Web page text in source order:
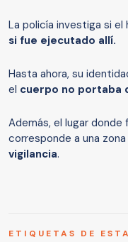
La policía investiga si
si fue ejecutado allí.
Hasta ahora, su
el cuerpo no portaba
Además, el lugar
corresponde a una
vigilancia.
ETIQUETAS DE